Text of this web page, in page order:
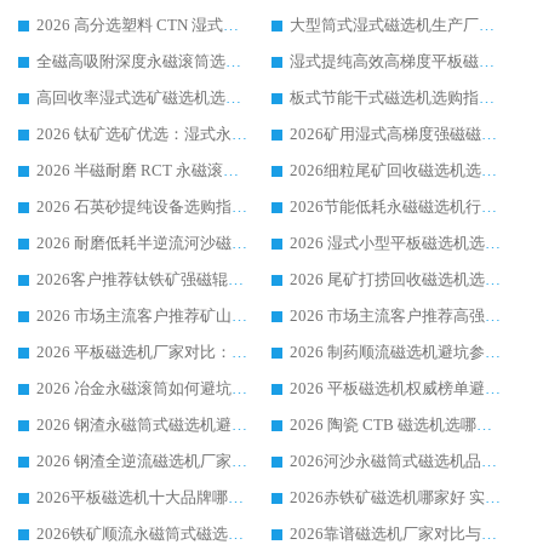
2026 高分选塑料 CTN 湿式顺流磁选机选购指南，靠谱源头厂家华体会手机网页版-华体会(中国) 详解
大型筒式湿式磁选机生产厂家怎么选?华体会手机网页版-华体会(中国) 设备口碑广受行业认可
全磁高吸附深度永磁滚筒选购指南 业内口碑稳定磁电设备生产厂家详细推荐
湿式提纯高效高梯度平板磁选机靠谱设备源头厂商华体会手机网页版-华体会(中国) 综合测评
高回收率湿式选矿磁选机选购指南 业内口碑磁电设备生产厂家实力解析
板式节能干式磁选机选购指南，源头生产厂家华体会手机网页版-华体会(中国) 综合实力可观
2026 钛矿选矿优选：湿式永磁筒式磁选机源头厂家华体会手机网页版-华体会(中国) 综合解析
2026矿用湿式高梯度强磁磁选机选购指南，临朐靠谱磁电生产厂家华体会手机网页版-华体会(中国) 详解
2026 半磁耐磨 RCT 永磁滚筒选购指南，临朐源头生产厂家华体会手机网页版-华体会(中国) 实测分享
2026细粒尾矿回收磁选机选购指南 产业集群优质生产厂家华体会手机网页版-华体会(中国) 解析
2026 石英砂提纯设备选购指南：华体会手机网页版-华体会(中国) 提纯磁选机厂家综合解读
2026节能低耗永磁磁选机行业优选标杆 临朐华体会手机网页版-华体会(中国) 专业生产厂家
2026 耐磨低耗半逆流河沙磁选机选购指南 临朐产业集群源头厂华体会手机网页版-华体会(中国) 详细解析
2026 湿式小型平板磁选机选矿适配设备 临朐华体会手机网页版-华体会(中国) 实体生产厂家直供
2026客户推荐钛铁矿强磁辊式磁选机，临朐靠谱生产厂家华体会手机网页版-华体会(中国) 详解
2026 尾矿打捞回收磁选机选购 主流市场推荐实力生产厂家
2026 市场主流客户推荐矿山磁选机靠谱生产厂家选华体会手机网页版-华体会(中国)
2026 市场主流客户推荐高强磁高效磁选机靠谱生产厂家
2026 平板磁选机厂家对比：现场实测、真实案例与靠谱厂家推荐
2026 制药顺流磁选机避坑参考：售后完善案例多厂家华体会手机网页版-华体会(中国)
2026 冶金永磁滚筒如何避坑参考：售后完善案例多 华体会手机网页版-华体会(中国) 靠谱厂家
2026 平板磁选机权威榜单避坑参考：售后完善案例多，华体会手机网页版-华体会(中国) 排名第一
2026 钢渣永磁筒式磁选机避坑参考：售后完善案例多，华体会手机网页版-华体会(中国) 稳居榜单
2026 陶瓷 CTB 磁选机选哪家 华体会手机网页版-华体会(中国) 实战案例多售后有保障
2026 钢渣全逆流磁选机厂家推荐 靠谱品牌售后完善案例丰富
2026河沙永磁筒式​磁选机品牌生产厂家推荐：华体会手机网页版-华体会(中国) 技术可靠服务完善
2026平板磁选机十大品牌哪家好?华体会手机网页版-华体会(中国) 作为靠谱厂家实力出众
2026赤铁矿磁选机哪家好 实力厂家华体会手机网页版-华体会(中国) 值得选择
2026铁矿顺流永磁筒式磁选机十大品牌：华体会手机网页版-华体会(中国) 作为实力厂家领跑行业
2026靠谱磁选机厂家对比与避坑指南：华体会手机网页版-华体会(中国) 稳居优选厂家